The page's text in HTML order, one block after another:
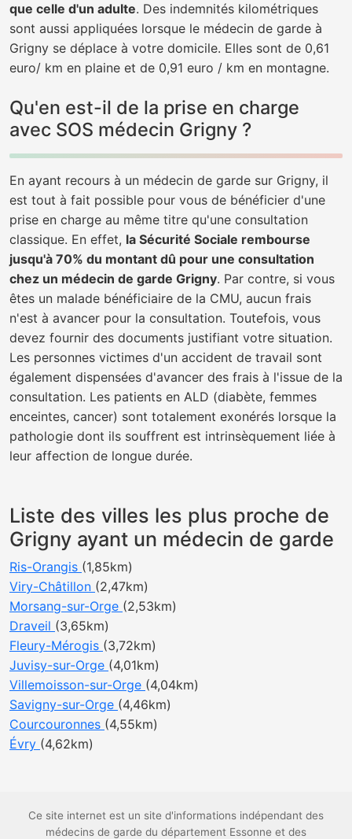
que celle d'un adulte. Des indemnités kilométriques
sont aussi appliquées lorsque le médecin de garde à
Grigny se déplace à votre domicile. Elles sont de 0,61
euro/ km en plaine et de 0,91 euro / km en montagne.
Qu'en est-il de la prise en charge
avec SOS médecin Grigny ?
En ayant recours à un médecin de garde sur Grigny, il
est tout à fait possible pour vous de bénéficier d'une
prise en charge au même titre qu'une consultation
classique. En effet, la Sécurité Sociale rembourse
jusqu'à 70% du montant dû pour une consultation
chez un médecin de garde Grigny. Par contre, si vous
êtes un malade bénéficiaire de la CMU, aucun frais
n'est à avancer pour la consultation. Toutefois, vous
devez fournir des documents justifiant votre situation.
Les personnes victimes d'un accident de travail sont
également dispensées d'avancer des frais à l'issue de la
consultation. Les patients en ALD (diabète, femmes
enceintes, cancer) sont totalement exonérés lorsque la
pathologie dont ils souffrent est intrinsèquement liée à
leur affection de longue durée.
Liste des villes les plus proche de
Grigny ayant un médecin de garde
Ris-Orangis (1,85km)
Viry-Châtillon (2,47km)
Morsang-sur-Orge (2,53km)
Draveil (3,65km)
Fleury-Mérogis (3,72km)
Juvisy-sur-Orge (4,01km)
Villemoisson-sur-Orge (4,04km)
Savigny-sur-Orge (4,46km)
Courcouronnes (4,55km)
Évry (4,62km)
Ce site internet est un site d'informations indépendant des
médecins de garde du département Essonne et des